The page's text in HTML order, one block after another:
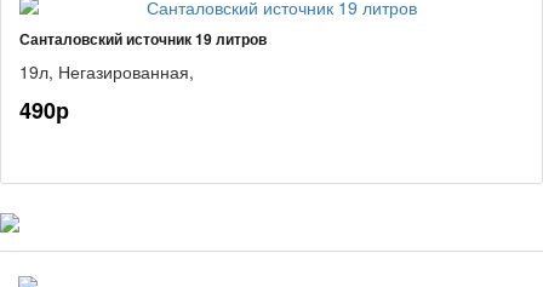
Санталовский источник 19 литров
19л, Негазированная,
490р